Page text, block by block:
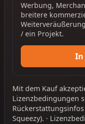
Werbung,
breitere
/ ein Projekt.
In
Mit dem Kauf
Lizenzbedingungen
Rückerstattungsinfos
Squeezy). ·